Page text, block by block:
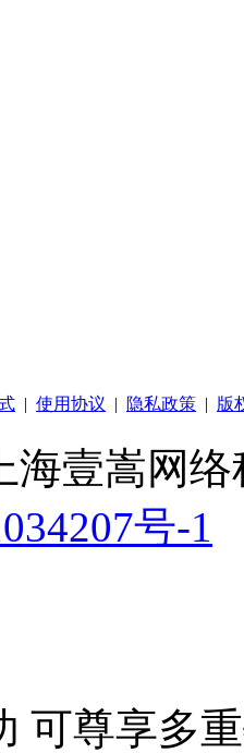
| 使用协议 | 隐私政策 | 版
海壹嵩网
号-1
可尊享多